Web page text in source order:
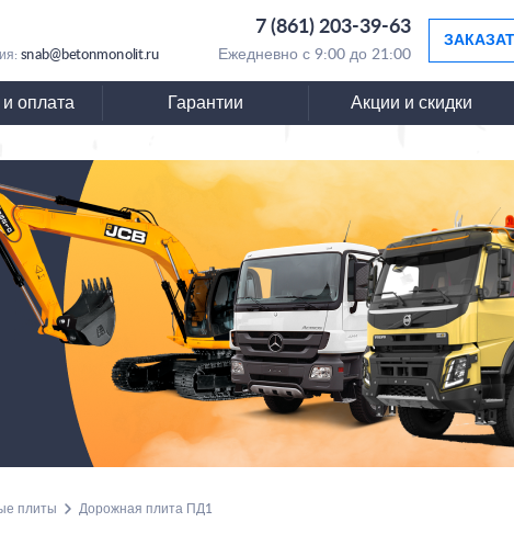
7 (861) 203-39-63
snab@betonmonolit.ru Ежедневно с 9:00 до 21:00
оплата Гарантии Акции и скидки
плиты Дорожная плита ПД1